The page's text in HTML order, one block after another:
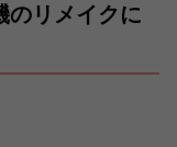
のリメイクに